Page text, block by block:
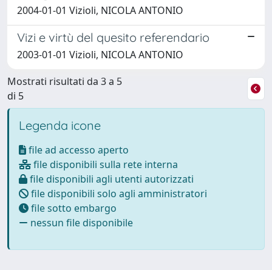
2004-01-01 Vizioli, NICOLA ANTONIO
Vizi e virtù del quesito referendario
2003-01-01 Vizioli, NICOLA ANTONIO
Mostrati risultati da 3 a 5
di 5
Legenda icone
file ad accesso aperto
file disponibili sulla rete interna
file disponibili agli utenti autorizzati
file disponibili solo agli amministratori
file sotto embargo
nessun file disponibile